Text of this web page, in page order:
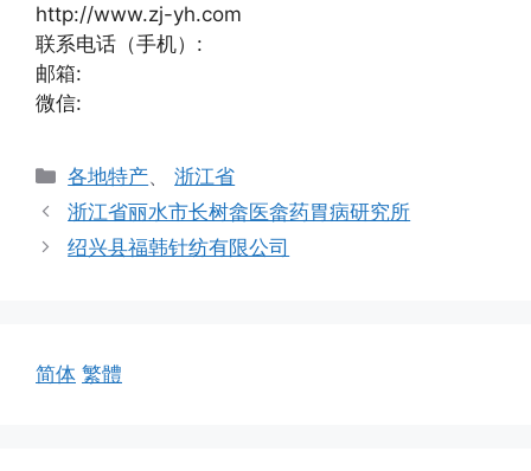
http://www.zj-yh.com
联系电话（手机）:
邮箱:
微信:
分
类
各地特产、浙江省
浙江省丽水市长树畲医畲药胃病研究所
绍兴县福韩针纺有限公司
简体 繁體